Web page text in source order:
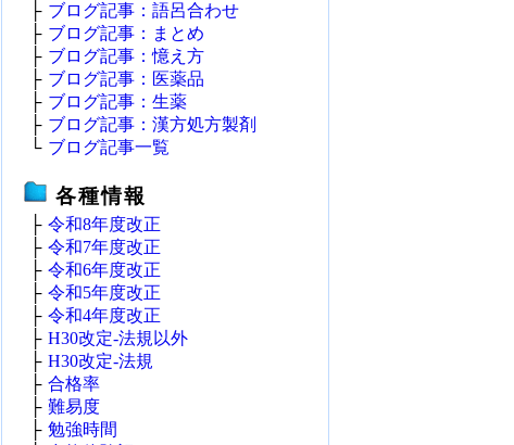
├ ブログ記事：語呂合わせ
├ ブログ記事：まとめ
├ ブログ記事：憶え方
├ ブログ記事：医薬品
├ ブログ記事：生薬
├ ブログ記事：漢方処方製剤
└ ブログ記事一覧
各種情報
├ 令和8年度改正
├ 令和7年度改正
├ 令和6年度改正
├ 令和5年度改正
├ 令和4年度改正
├ H30改定‐法規以外
├ H30改定‐法規
├ 合格率
├ 難易度
├ 勉強時間